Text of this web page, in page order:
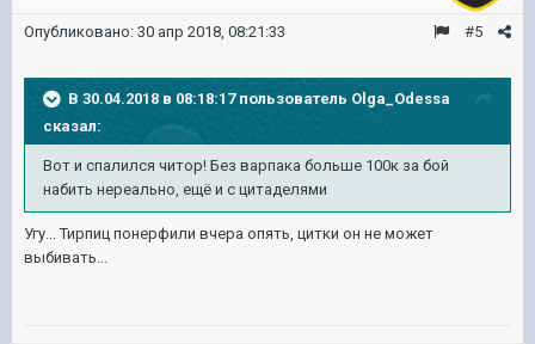
#5
Опубликовано: 30 апр 2018, 08:21:33
В 30.04.2018 в 08:18:17 пользователь Olga_Odessa
сказал:
Вот и спалился читор! Без варпака больше 100к за бой
набить нереально, ещё и с цитаделями
Угу... Тирпиц понерфили вчера опять, цитки он не может
выбивать...